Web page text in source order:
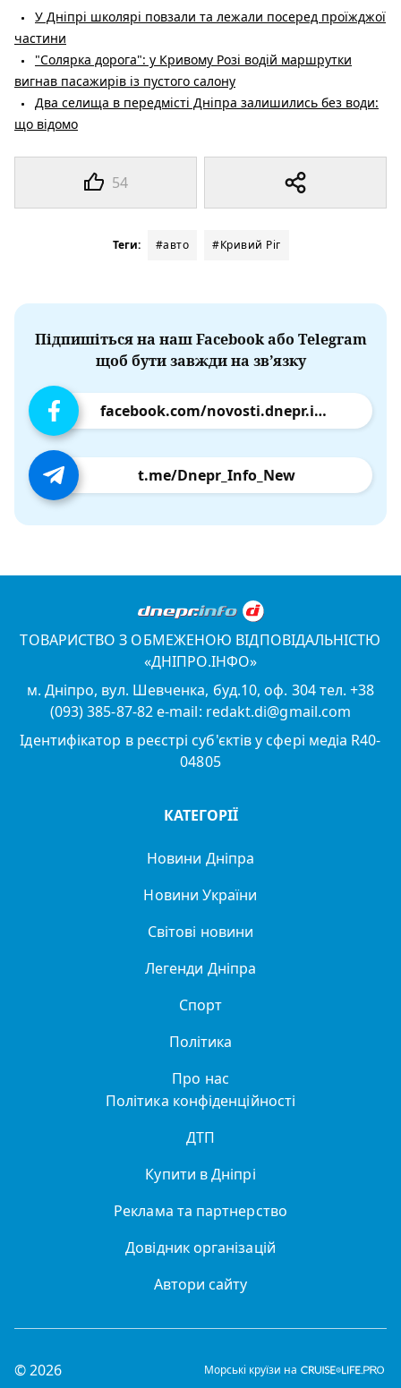
54
У Дніпрі школярі повзали та лежали посеред проїжджої
частини
"Солярка дорога": у Кривому Розі водій маршрутки
вигнав пасажирів із пустого салону
Два селища в передмісті Дніпра залишились без води:
що відомо
Теги: #авто #Кривий Ріг
Підпишіться на наш Facebook або Telegram
щоб бути завжди на зв’язку
facebook.com/novosti.dnepr.info
t.me/Dnepr_Info_New
ТОВАРИСТВО З ОБМЕЖЕНОЮ ВІДПОВІДАЛЬНІСТЮ
«ДНІПРО.ІНФО»
м. Дніпро, вул. Шевченка, буд.10, оф. 304 тел. +38
(093) 385-87-82 e-mail: redakt.di@gmail.com
Ідентифікатор в реєстрі суб'єктів у сфері медіа R40-
04805
КАТЕГОРІЇ
Новини Дніпра
Новини України
Світові новини
Легенди Дніпра
Спорт
Політика
Про нас
Політика конфіденційності
ДТП
Купити в Дніпрі
Реклама та партнерство
Довідник організацій
Автори сайту
© 2026 Морські круїзи на